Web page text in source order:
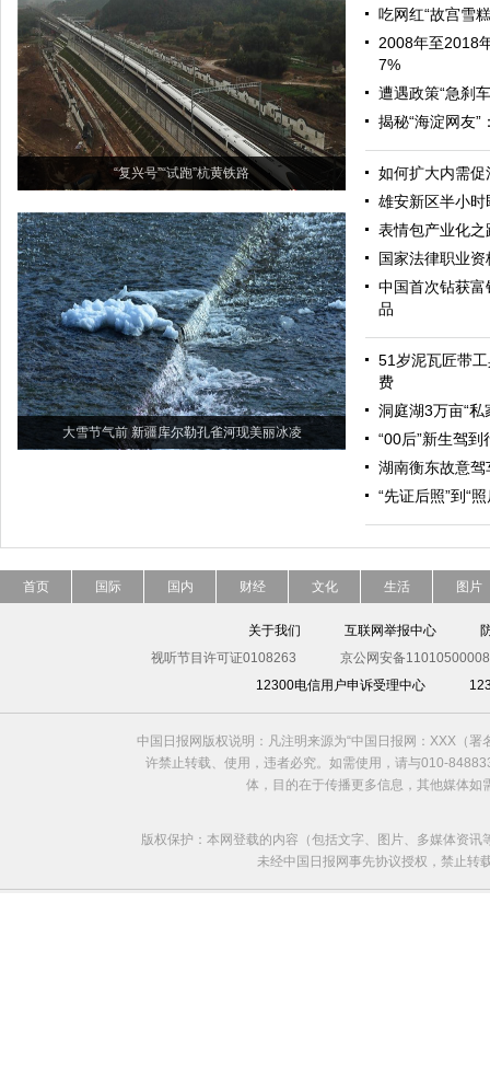
“复兴号”“试跑”杭黄铁路
大雪节气前 新疆库尔勒孔雀河现美丽冰凌
吃网红“故宫雪
2008年至2018
7%
遭遇政策“急刹
揭秘“海淀网友
如何扩大内需促
雄安新区半小
表情包产业化
国家法律职业
中国首次钻获
品
51岁泥瓦匠带
费
洞庭湖3万亩“私
“00后”新生驾到
湖南衡东故意
“先证后照”到“
首页 国际 国内 财经 文化 生活 图片
关于我们 互联网举报中心
视听节目许可证0108263
京公网安备
12300电信用户申诉受理中心
中国日报网版权说明：凡注明来源为“中国日报网：XXX（
许禁止转载、使用，违者必究。如需使用，请与010-
体，目的在于传播更多信息，其他媒体
版权保护：本网登载的内容（包括文字、图片、多媒体资
未经中国日报网事先协议授权，禁止转